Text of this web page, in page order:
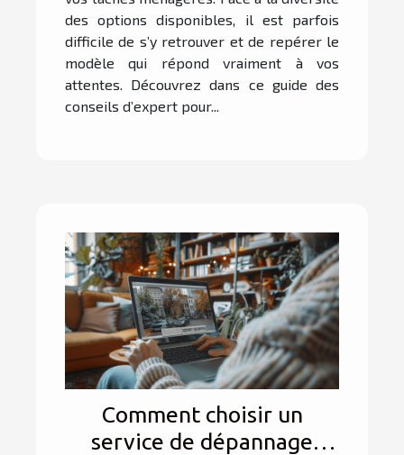
des options disponibles, il est parfois
difficile de s’y retrouver et de repérer le
modèle qui répond vraiment à vos
attentes. Découvrez dans ce guide des
conseils d’expert pour...
Comment choisir un
service de dépannage